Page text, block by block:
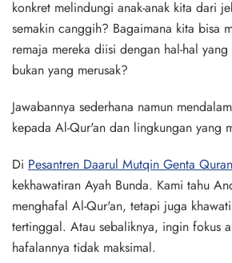
konkret melindungi anak-anak kita dari
semakin canggih? Bagaimana kita bisa
remaja mereka diisi dengan hal-hal
bukan yang merusak?
Jawabannya sederhana namun
kepada Al-Qur'an dan lingkungan yang
Di Pesantren Daarul Mutqin Genta
kekhawatiran Ayah Bunda. Kami tahu
menghafal Al-Qur'an, tetapi juga
tertinggal. Atau sebaliknya, ingin fokus
hafalannya tidak maksimal.